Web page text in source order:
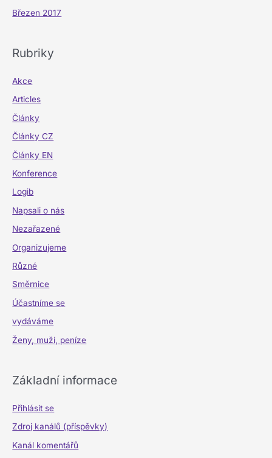
Březen 2017
Rubriky
Akce
Articles
Články
Články CZ
Články EN
Konference
Logib
Napsali o nás
Nezařazené
Organizujeme
Různé
Směrnice
Účastníme se
vydáváme
Ženy, muži, peníze
Základní informace
Přihlásit se
Zdroj kanálů (příspěvky)
Kanál komentářů